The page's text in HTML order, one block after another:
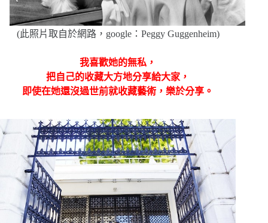
(此照片取自於網路，google：Peggy Guggenheim)
我喜歡她的無私，
把自己的收藏大方地分享給大家，
即使在她還沒過世前就收藏藝術，樂於分享。